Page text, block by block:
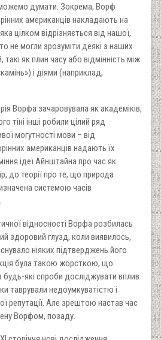
думати. Зокрема, Ворф
американців накладають на
цілком відрізняється від нашої,
не могли зрозуміти деякі з наших
як плин часу або відмінність між
і діями (наприклад,
Ворфа зачаровувала як академіків,
тіні інші робили цілий ряд
могутності мови – від
американців надають їх
ідеї Айнштайна про час як
до теорії про те, що природа
системою часів
відносності Ворфа розбилась
здоровий глузд, коли виявилось,
ніяких підтверджень його
була такою жорсткою, що
будь-які спроби досліджувати вплив
таврували недоумкуватістю і
репутації. Але зрештою настав час
Ворфом, позаду.